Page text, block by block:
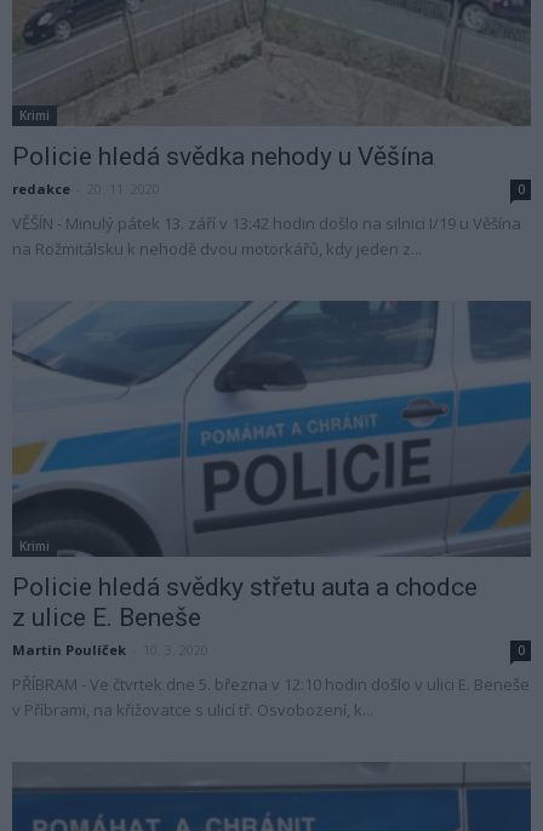
Krimi
Policie hledá svědka nehody u Věšína
redakce 0
VĚŠÍN - Minulý pátek 13. září v 13:42 hodin došlo na silnici I/19 u Věšína
na Rožmitálsku k nehodě dvou motorkářů, kdy jeden z...
Krimi
Policie hledá svědky střetu auta a chodce
z ulice E. Beneše
Martin Poulíček 0
PŘÍBRAM - Ve čtvrtek dne 5. března v 12:10 hodin došlo v ulici E. Beneše
v Příbrami, na křižovatce s ulicí tř. Osvobození, k...